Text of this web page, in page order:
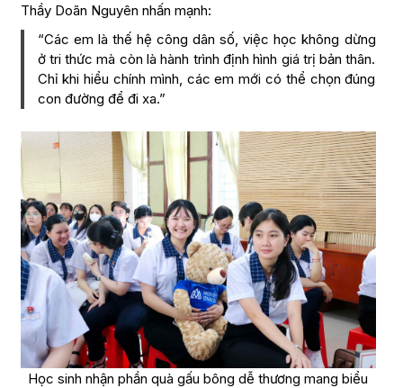
Thầy Doãn Nguyên nhấn mạnh:
“Các em là thế hệ công dân số, việc học không dừng
ở tri thức mà còn là hành trình định hình giá trị bản thân.
Chỉ khi hiểu chính mình, các em mới có thể chọn đúng
con đường để đi xa.”
Học sinh nhận phần quà gấu bông dễ thương mang biểu